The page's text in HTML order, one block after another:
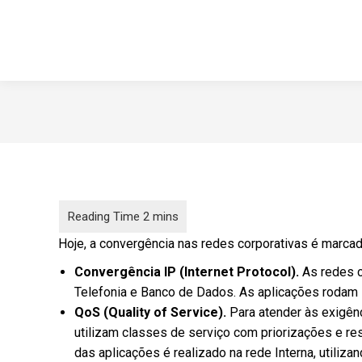
Hoje, a convergência nas redes corporativas é
Convergência IP (Internet Protocol). As redes
Telefonia e Banco de Dados. As aplicações
QoS (Quality of Service). Para atender às
utilizam classes de serviço com priorizações e
das aplicações é realizado na rede Interna,